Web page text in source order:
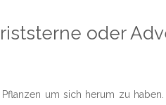
oder
um sich herum zu